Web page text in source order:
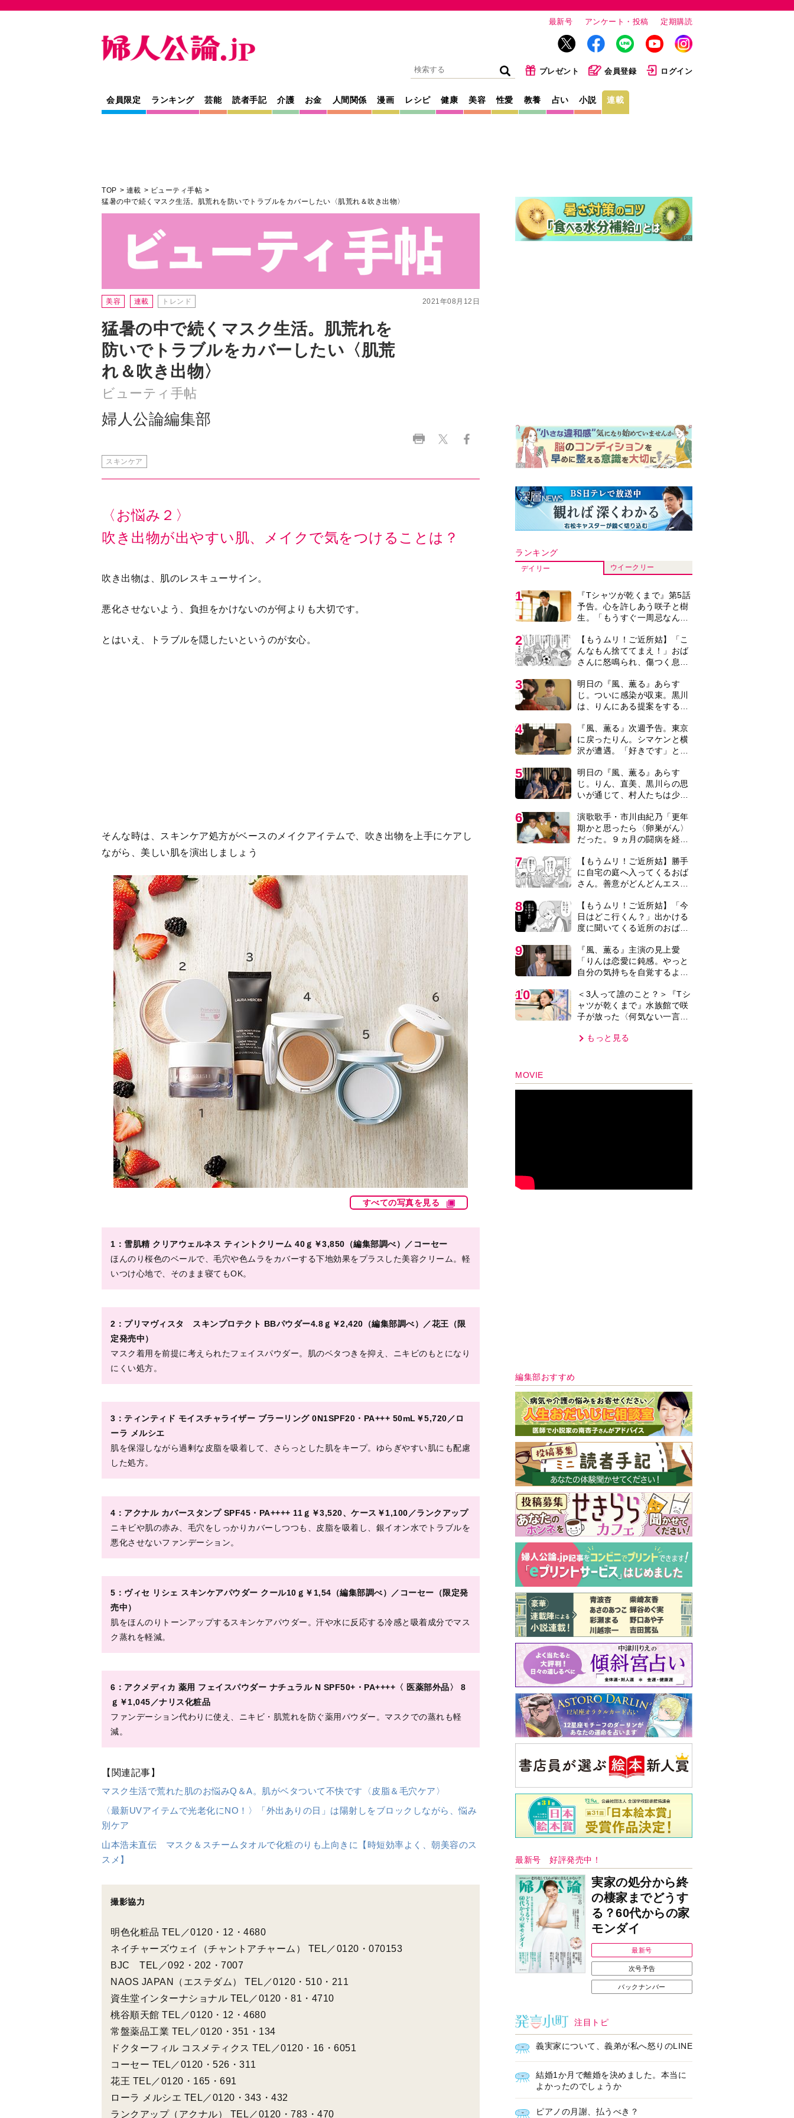
最新号 アンケート・投稿 定期購読
プレゼント 会員登録 ログイン
会員限定 ランキング 芸能 読者手記 介護 お金 人間関係 漫画 レシピ 健康 美容 性愛 教養 占い 小説 連載
2021年08月12日
連載 トレンド
猛暑の中で続くマスク生活。肌荒れを
防いでトラブルをカバーしたい〈肌荒
れ＆吹き出物〉
ビューティ手帖
婦人公論編集部
〈お悩み２〉
吹き出物が出やすい肌、メイクで気をつけることは？
吹き出物は、肌のレスキューサイン。
とはいえ、トラブルを隠したいというのが女心。
ながら、美しい肌を演出しましょう
すべての写真を見る
1：雪肌精 クリアウェルネス ティントクリーム 40ｇ￥3,850（編集部調べ）／コーセー
ほんのり桜色のベールで、毛穴や色ムラをカバーする下地効果をプラスした美容クリーム。軽
いつけ心地で、そのまま寝てもOK。
2：プリマヴィスタ スキンプロテクト BBパウダー4.8ｇ￥2,420（編集部調べ）／花王（限
定発売中）
マスク着用を前提に考えられたフェイスパウダー。肌のベタつきを抑え、ニキビのもとになり
にくい処方。
3：ティンティド モイスチャライザー ブラーリング 0N1SPF20・PA+++ 50mL￥5,720／ロ
した処方。
悪化させないファンデーション。
ク蒸れを軽減。
減。
【関連記事】
マスク生活で荒れた肌のお悩みQ＆A。肌がベタついて不快です〈皮脂＆毛穴ケア〉
〈最新UVアイテムで光老化にNO！〉「外出ありの日」は陽射しをブロックしながら、悩み
別ケア
山本浩未直伝 マスク＆スチームタオルで化粧のりも上向きに【時短効率よく、朝美容のス
スメ】
撮影協力
明色化粧品 TEL／0120・12・4680
ネイチャーズウェイ（チャントアチャーム） TEL／0120・070153
BJC TEL／092・202・7007
NAOS JAPAN（エステダム） TEL／0120・510・211
常盤薬品工業 TEL／0120・351・134
ドクターフィル コスメティクス TEL／0120・16・6051
コーセー TEL／0120・526・311
花王 TEL／0120・165・691
ローラ メルシエ TEL／0120・343・432
ランクアップ（アクナル） TEL／0120・783・470
構成： 小林良子
撮影： ジョン・チャン
スタイリング： シダテルミ
出典＝『婦人公論』2021年7月27日号
2
んなもん捨ててまえ！」おば
さんに怒鳴られ、傷つく息
子。私たちが取った行動は…
【第3話】
3
明日の『風、薫る』あらす
は、りんにある提案をする＜
ネタバレあり＞
4
『風、薫る』次週予告。東京
に戻ったりん。シマケンと横
沢が遭遇。「好きです」と告
5
じ。りん、直美、黒川らの思
いが通じて、村人たちは少し
バレあり＞
6
演歌歌手・市川由紀乃「更年
期かと思ったら〈卵巣がん〉
だった。９ヵ月の闘病を経て
紙を今も支えに」【2026上半
期BEST】
7
【もうムリ！ご近所姑】勝手
に自宅の庭へ入ってくるおば
さん。善意がどんどんエスカ
8
【もうムリ！ご近所姑】「今
日はどこ行くん？」出かける
度に聞いてくる近所のおばさ
まり…【第1話】
9
『風、薫る』主演の見上愛
「りんは恋愛に鈍感。やっと
自分の気持ちを自覚するよう
10
＜3人って誰のこと？＞『Tシ
ャツが乾くまで』水族館で咲
子が放った〈何気ない一言〉
線？」「子どもの話だと…」
もっと見る
MOVIE
編集部おすすめ
最新号 好評発売中！
実家の処分から終
の棲家までどうす
る？60代からの家
モンダイ
最新号
バックナンバー
注目トピ
義実家について、義弟が私へ怒りのLINE
よかったのでしょうか
ピアノの月謝、払うべき？
中央公論新社の本
いじめのある世界に生き
る君たちへ
いじめられっ子だった精神
科医の贈る言葉
中井久夫 著 詳しくみる
インフォメーション
ＡＩで始める遺言を書
く前の準備セミナー開
催
耳にすっぽり！オーテ
ィコン補聴器、新しい
スタイルで All in Ear
の「オーティコン ジー
ル」を発売
脳の健康習慣をサポー
トするオープンイヤー
ヤホン HERALBONY
モデル」発売
【編集部より】広告ペ
ージについてのお詫び